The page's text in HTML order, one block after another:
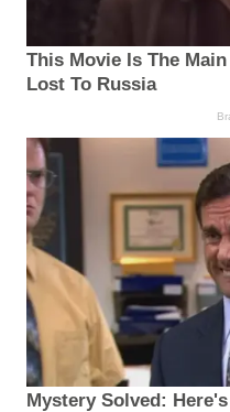
This Movie Is The
Lost To Russia
Mystery Solved: